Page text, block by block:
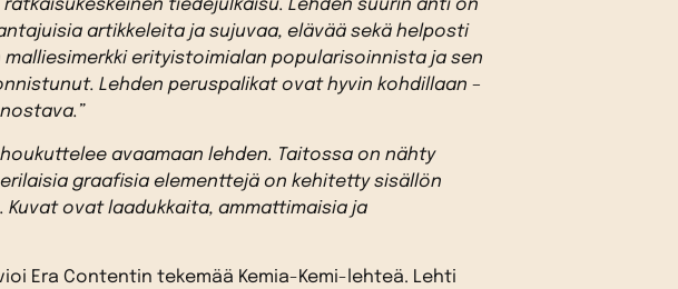
tiedejulkaisu. Lehden suurin anti on
artikkeleita ja sujuvaa, elävää sekä helposti
erityistoimialan popularisoinnista ja sen
Lehden peruspalikat ovat hyvin kohdillaan –
avaamaan lehden. Taitossa on nähty
graafisia elementtejä on kehitetty sisällön
ovat laadukkaita, ammattimaisia ja
Era Contentin tekemää Kemia-Kemi-lehteä. Lehti